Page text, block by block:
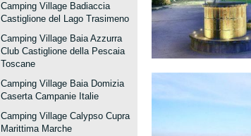
Camping Village Badiaccia
Castiglione del Lago Trasimeno
Camping Village Baia Azzurra
Club Castiglione della Pescaia
Toscane
Camping Village Baia Domizia
Caserta Campanie Italie
Camping Village Calypso Cupra
Marittima Marche